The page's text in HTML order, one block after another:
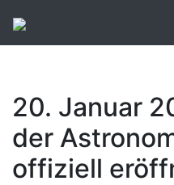
20. Januar
der
offiziell